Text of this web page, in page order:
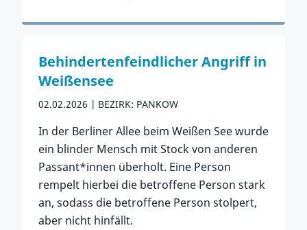
Zum Vorfall
Behindertenfeindlicher Angriff in
Weißensee
02.02.2026 BEZIRK: PANKOW
In der Berliner Allee beim Weißen See wurde
ein blinder Mensch mit Stock von anderen
Passant*innen überholt. Eine Person
rempelt hierbei die betroffene Person stark
an, sodass die betroffene Person stolpert,
aber nicht hinfällt.